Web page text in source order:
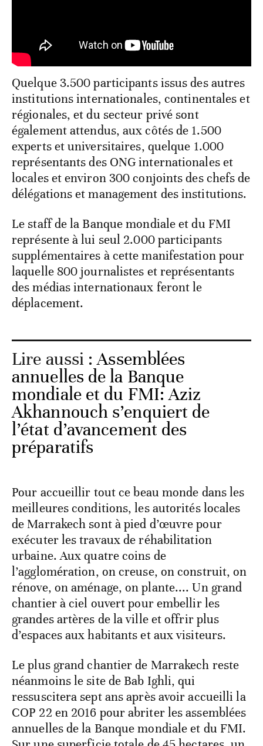
Quelque 3.500 participants issus des autres
institutions internationales, continentales et
régionales, et du secteur privé sont
également attendus, aux côtés de 1.500
experts et universitaires, quelque 1.000
représentants des ONG internationales et
locales et environ 300 conjoints des chefs de
délégations et management des institutions.
Le staff de la Banque mondiale et du FMI
représente à lui seul 2.000 participants
supplémentaires à cette manifestation pour
laquelle 800 journalistes et représentants
des médias internationaux feront le
déplacement.
Lire aussi :Assemblées
annuelles de la Banque
mondiale et du FMI: Aziz
Akhannouch s’enquiert de
l’état d’avancement des
préparatifs
Pour accueillir tout ce beau monde dans les
meilleures conditions, les autorités locales
de Marrakech sont à pied d’œuvre pour
exécuter les travaux de réhabilitation
urbaine. Aux quatre coins de
l’agglomération, on creuse, on construit, on
rénove, on aménage, on plante.... Un grand
chantier à ciel ouvert pour embellir les
grandes artères de la ville et offrir plus
d’espaces aux habitants et aux visiteurs.
Le plus grand chantier de Marrakech reste
néanmoins le site de Bab Ighli, qui
ressuscitera sept ans après avoir accueilli la
COP 22 en 2016 pour abriter les assemblées
annuelles de la Banque mondiale et du FMI.